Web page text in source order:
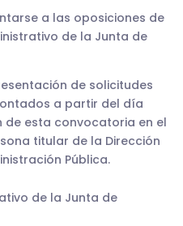
a las oposiciones de
de la Junta de
de solicitudes
a partir del día
de esta convocatoria en el
titular de la Dirección
Pública.
de la Junta de